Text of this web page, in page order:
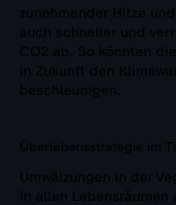
zunehmender Hitze
auch schneller und
CO2 ab. So könnten
in Zukunft den
beschleunigen.
Überlebensstrategie im
Umwälzungen in der
in allen Lebensräumen